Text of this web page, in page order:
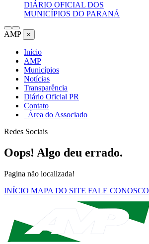
DIÁRIO OFICIAL DOS
MUNICÍPIOS DO PARANÁ
AMP ×
Início
AMP
Municípios
Notícias
Transparência
Diário Oficial PR
Contato
Área do Associado
Redes Sociais
Oops! Algo deu errado.
Pagina não localizada!
INÍCIO MAPA DO SITE FALE CONOSCO